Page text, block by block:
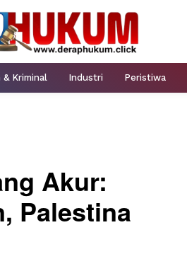
& Kriminal Industri Peristiwa
Akur:
Palestina